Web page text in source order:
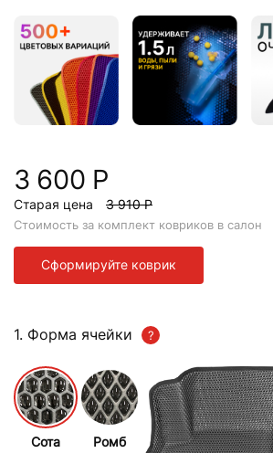
3 600 Р
Старая цена 3 910 Р
Стоимость за комплект ковриков в салон
Сформируйте коврик
1. Форма ячейки
Сота Ромб